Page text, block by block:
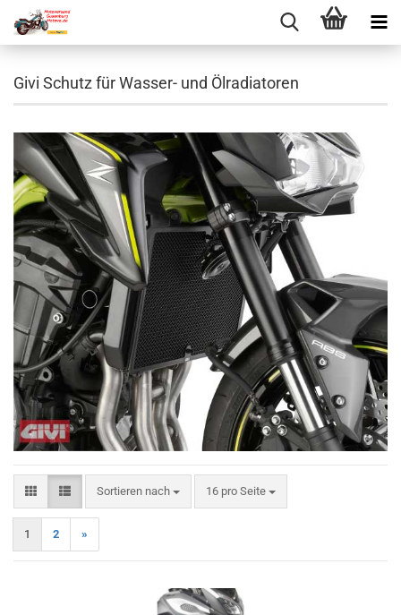
Givi Schutz für Wasser- und Ölradiatoren
Sortieren nach
Sortieren nach 16 pro Seite
pro Seite
1 2 »